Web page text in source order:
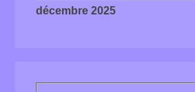
décembre 2025